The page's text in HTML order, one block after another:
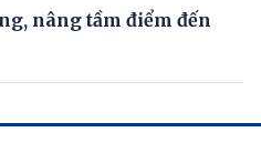
nâng tầm điểm đến